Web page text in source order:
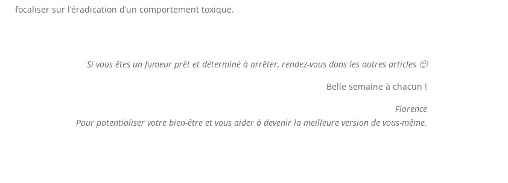
focaliser sur l’éradication d’un comportement toxique.
Si vous êtes un fumeur prêt et déterminé à arrêter, rendez-vous dans les autres articles🙂
Belle semaine à chacun !
Florence
Pour potentialiser votre bien-être et vous aider à devenir la meilleure version de vous-même.